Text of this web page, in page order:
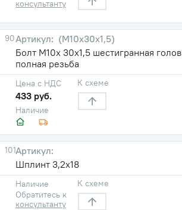
консультанту
90
(М10х30х1,5)
Болт М10х 30х1,5 шестигранная
полная резьба
Наличие
Цена с НДС
433 руб.
К схеме
101
Шплинт 3,2х18
Наличие
Обратитесь к
консультанту
К схеме